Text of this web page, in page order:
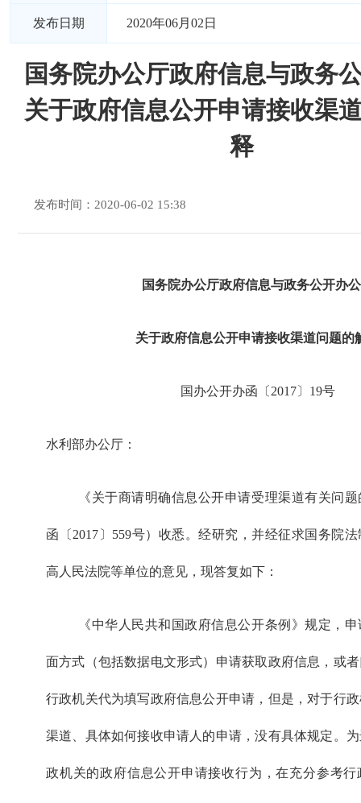
发布日期 2020年06月02日
国务院办公厅政府信息与政务
关于政府信息公开申请接收渠
释
发布时间：2020-06-02 15:38
国务院办公厅政府信息与政务公开办
关于政府信息公开申请接收渠道问题的
国办公开办函〔2017〕19号
水利部办公厅：
《关于商请明确信息公开申请受理渠道有关问
函〔2017〕559号）收悉。经研究，并经征求国务院
高人民法院等单位的意见，现答复如下：
《中华人民共和国政府信息公开条例》规定，
面方式（包括数据电文形式）申请获取政府信息，或
行政机关代为填写政府信息公开申请，但是，对于行
渠道、具体如何接收申请人的申请，没有具体规定。
政机关的政府信息公开申请接收行为，在充分参考行